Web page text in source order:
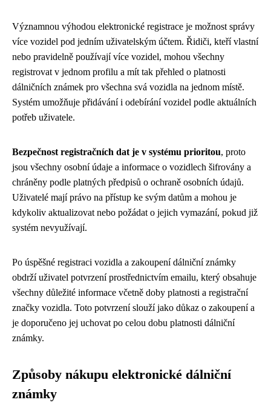
Významnou výhodou elektronické registrace je možnost správy
více vozidel pod jedním uživatelským účtem. Řidiči, kteří vlastní
nebo pravidelně používají více vozidel, mohou všechny
registrovat v jednom profilu a mít tak přehled o platnosti
dálničních známek pro všechna svá vozidla na jednom místě.
Systém umožňuje přidávání i odebírání vozidel podle aktuálních
potřeb uživatele.
Bezpečnost registračních dat je v systému prioritou, proto
jsou všechny osobní údaje a informace o vozidlech šifrovány a
chráněny podle platných předpisů o ochraně osobních údajů.
Uživatelé mají právo na přístup ke svým datům a mohou je
kdykoliv aktualizovat nebo požádat o jejich vymazání, pokud již
systém nevyužívají.
Po úspěšné registraci vozidla a zakoupení dálniční známky
obdrží uživatel potvrzení prostřednictvím emailu, který obsahuje
všechny důležité informace včetně doby platnosti a registrační
značky vozidla. Toto potvrzení slouží jako důkaz o zakoupení a
je doporučeno jej uchovat po celou dobu platnosti dálniční
známky.
Způsoby nákupu elektronické dálniční
známky